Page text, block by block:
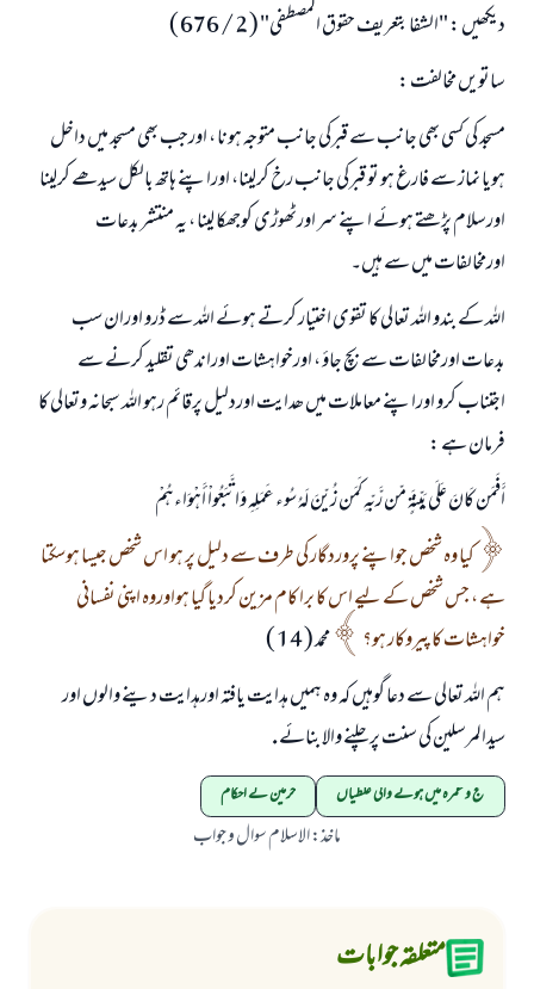
دیکھیں : "الشفا بتعریف حقوق المصطفی" ( 2 / 676 )
ساتویں مخالفت :
مسجد کی کسی بھی جانب سے قبرکی جانب متوجہ ہونا ، اورجب بھی مسجد میں داخل
ہویا نماز سے فارغ ہو تو قبرکی جانب رخ کرلینا، اوراپنے ہاتھ بالکل سیدھے کرلینا
اورسلام پڑھتے ہوئے اپنے سر اورٹھوڑی کوجھکا لینا ، یہ منتشر بدعات
اورمخالفات میں سے ہیں۔
اللہ کے بندو اللہ تعالی کا تقوی اختیار کرتے ہوئے اللہ سے ڈرو اوران سب
بدعات اورمخالفات سے بچ جاؤ ، اورخواہشات اوراندھی تقلید کرنے سے
اجتناب کرو اوراپنے معاملات میں ھدایت اوردلیل پرقائم رہو اللہ سبحانہ وتعالی کا
فرمان ہے :
أَفَمَن كَانَ عَلَى بَيّنَةٍ مّن رَّبّهِ كَمَن زُيّنَ لَهُ سُوء عَمَلِهِ وَاتَّبَعُواْ أَهْوَاءهُمْ
کیا وہ شخص جواپنے پروردگار کی طرف سے دلیل پر ہو اس شخص جیسا ہوسکتا
ہے ، جس شخص کے لیے اس کا برا کام مزين کردیا گيا ہواوروہ اپنی نفسانی
خواہشات کا پیروکار ہو؟
محمد ( 14 )
ہم اللہ تعالی سے دعا گوہيں کہ وہ ہمیں ہدایت یافتہ اورہدایت دینے والوں اور
سیدالمرسلین کی سنت پرچلنے والا بنائے .
حج و عمرہ میں ہونے والی غلطیاں حرمین کے احکام
ماخذ:الاسلام سوال و جواب
متعلقہ جوابات